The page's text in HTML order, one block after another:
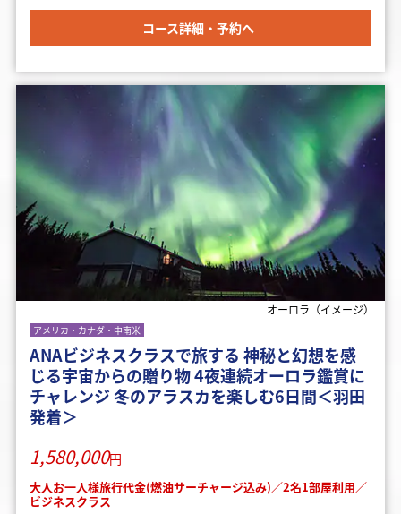
コース詳細・予約へ
オーロラ（イメージ）
アメリカ・カナダ・中南米
ANAビジネスクラスで旅する 神秘と幻想を感
じる宇宙からの贈り物 4夜連続オーロラ鑑賞に
チャレンジ 冬のアラスカを楽しむ6日間＜羽田
発着＞
1,580,000円
大人お一人様旅行代金(燃油サーチャージ込み)／2名1部屋利用／
ビジネスクラス